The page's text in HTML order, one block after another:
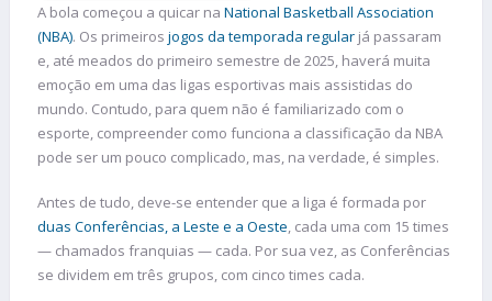
A bola começou a quicar na National Basketball Association
(NBA). Os primeiros jogos da temporada regular já passaram
e, até meados do primeiro semestre de 2025, haverá muita
emoção em uma das ligas esportivas mais assistidas do
mundo. Contudo, para quem não é familiarizado com o
esporte, compreender como funciona a classificação da NBA
pode ser um pouco complicado, mas, na verdade, é simples.
Antes de tudo, deve-se entender que a liga é formada por
duas Conferências, a Leste e a Oeste, cada uma com 15 times
— chamados franquias — cada. Por sua vez, as Conferências
se dividem em três grupos, com cinco times cada.